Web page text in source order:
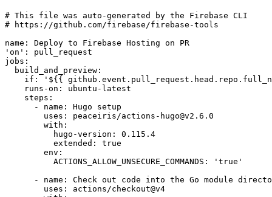
# This file was auto-generated by the Firebase CLI
# https://github.com/firebase/firebase-tools
name :
Deploy to Firebase Hosting on PR
'on' :
pull_request
jobs :
build_and_preview :
if :
'${{
runs-on :
ubuntu-latest
steps :
- name :
Hugo setup
uses :
peaceiris/actions-hugo@v2.6.0
with :
hugo-version :
0.115.4
extended :
true
env :
ACTIONS_ALLOW_UNSECURE_COMMANDS :
'true'
- name :
Check out code into the Go module
uses :
actions/checkout@v4